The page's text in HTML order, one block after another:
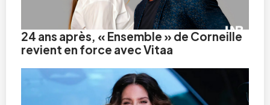
24 ans après, « Ensemble » de Corneille
revient en force avec Vitaa